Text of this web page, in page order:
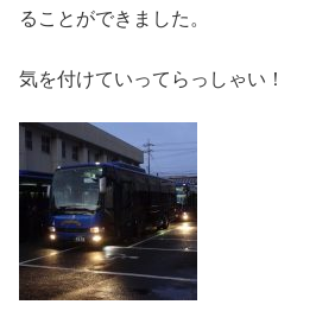
ることができました。
気を付けていってらっしゃい！